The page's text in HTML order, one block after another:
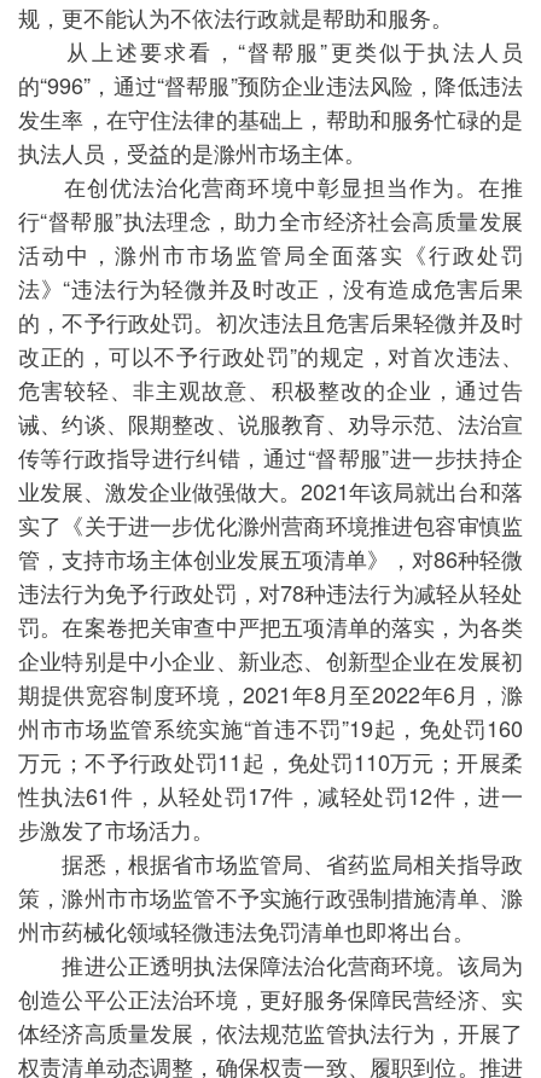
规，更不能认为不依法行政就是帮助和服务。
从上述要求看，“督帮服”更类似于执法人员
的“996”，通过“督帮服”预防企业违法风险，降低违法
发生率，在守住法律的基础上，帮助和服务忙碌的是
执法人员，受益的是滁州市场主体。
在创优法治化营商环境中彰显担当作为。在推
行“督帮服”执法理念，助力全市经济社会高质量发展
活动中，滁州市市场监管局全面落实《行政处罚
法》“违法行为轻微并及时改正，没有造成危害后果
的，不予行政处罚。初次违法且危害后果轻微并及时
改正的，可以不予行政处罚”的规定，对首次违法、
危害较轻、非主观故意、积极整改的企业，通过告
诫、约谈、限期整改、说服教育、劝导示范、法治宣
传等行政指导进行纠错，通过“督帮服”进一步扶持企
业发展、激发企业做强做大。2021年该局就出台和落
实了《关于进一步优化滁州营商环境推进包容审慎监
管，支持市场主体创业发展五项清单》，对86种轻微
违法行为免予行政处罚，对78种违法行为减轻从轻处
罚。在案卷把关审查中严把五项清单的落实，为各类
企业特别是中小企业、新业态、创新型企业在发展初
期提供宽容制度环境，2021年8月至2022年6月，滁
州市市场监管系统实施“首违不罚”19起，免处罚160
万元；不予行政处罚11起，免处罚110万元；开展柔
性执法61件，从轻处罚17件，减轻处罚12件，进一
步激发了市场活力。
据悉，根据省市场监管局、省药监局相关指导政
策，滁州市市场监管不予实施行政强制措施清单、滁
州市药械化领域轻微违法免罚清单也即将出台。
推进公正透明执法保障法治化营商环境。该局为
创造公平公正法治环境，更好服务保障民营经济、实
体经济高质量发展，依法规范监管执法行为，开展了
权责清单动态调整，确保权责一致、履职到位。推进